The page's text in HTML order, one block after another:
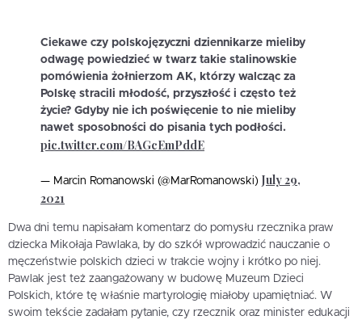
Ciekawe czy polskojęzyczni dziennikarze mieliby
odwagę powiedzieć w twarz takie stalinowskie
pomówienia żołnierzom AK, którzy walcząc za
Polskę stracili młodość, przyszłość i często też
życie? Gdyby nie ich poświęcenie to nie mieliby
nawet sposobności do pisania tych podłości.
pic.twitter.com/BAGcEmPddE
— Marcin Romanowski (@MarRomanowski) July 29,
2021
Dwa dni temu napisałam komentarz do pomysłu rzecznika praw
dziecka Mikołaja Pawlaka, by do szkół wprowadzić nauczanie o
męczeństwie polskich dzieci w trakcie wojny i krótko po niej.
Pawlak jest też zaangażowany w budowę Muzeum Dzieci
Polskich, które tę właśnie martyrologię miałoby upamiętniać. W
swoim tekście zadałam pytanie, czy rzecznik oraz minister edukacji